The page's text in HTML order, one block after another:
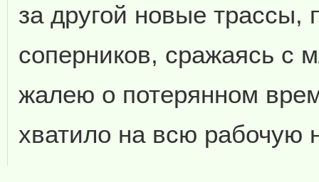
за другой новые
соперников, сражаясь с
жалею о потерянном
хватило на всю рабочую